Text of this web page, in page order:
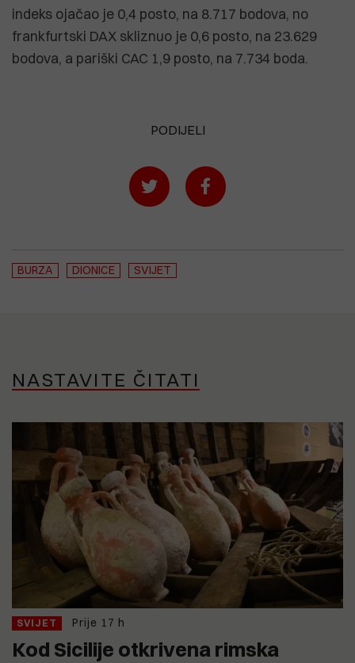
indeks ojačao je 0,4 posto, na 8.717 bodova, no
frankfurtski DAX skliznuo je 0,6 posto, na 23.629
bodova, a pariški CAC 1,9 posto, na 7.734 boda.
PODIJELI
BURZA DIONICE SVIJET
NASTAVITE ČITATI
SVIJET Prije 17 h
Kod Sicilije otkrivena rimska